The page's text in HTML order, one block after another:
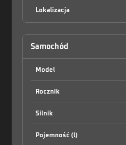
Lokalizacja
Samochód
Model
Rocznik
Silnik
Pojemność (l)